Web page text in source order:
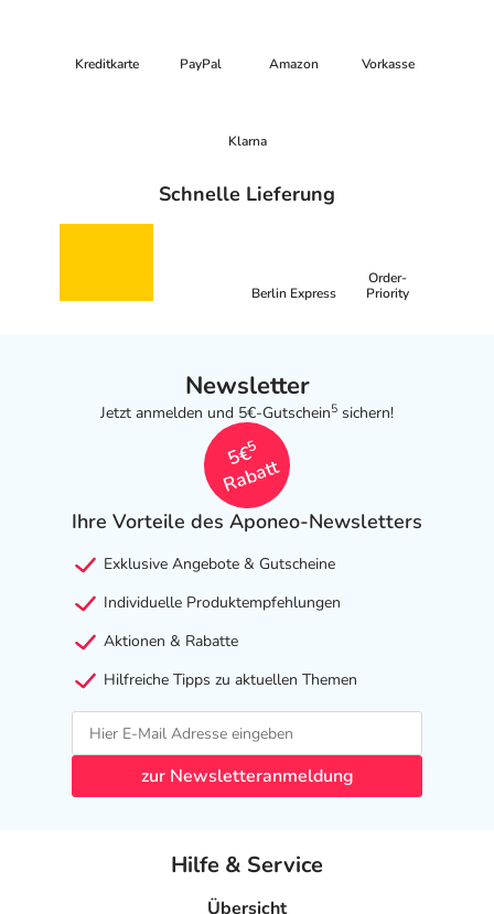
Kreditkarte PayPal Amazon Vorkasse
Klarna
Schnelle Lieferung
Berlin Express
Order-
Priority
Newsletter
Jetzt anmelden und 5€-Gutschein5 sichern!
5€
Rabatt
Ihre Vorteile des Aponeo-Newsletters
zur Newsletteranmeldung